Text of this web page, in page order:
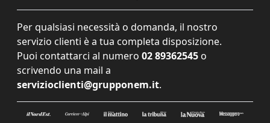
Per qualsiasi necessità o domanda, il nostro
servizio clienti è a tua completa disposizione.
Puoi contattarci al numero 02 89362545 o
scrivendo una mail a
servizioclienti@grupponem.it.